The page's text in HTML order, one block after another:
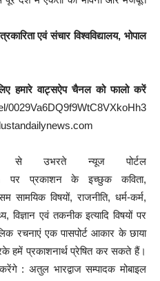
एवं संचार विश्वविद्यालय, भोपाल
हमारे वाट्सऐप चैनल को फालो करें
0029Va6DQ9f9WtC8VXkoHh3
उभरते न्यूज पोर्टल
पर प्रकाशन के इच्छुक कविता,
सामयिक विषयों, राजनीति, धर्म-कर्म,
विज्ञान एवं तकनीक इत्यादि विषयों पर
रचनाएं एक पासपोर्ट आकार के छाया
हमें प्रकाशनार्थ प्रेषित कर सकते हैं।
: अतुल भारद्वाज सम्पादक मोबाइल